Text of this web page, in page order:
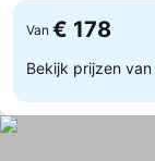
Van € 178
Bekijk prijzen van